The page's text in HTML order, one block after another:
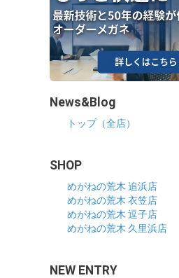
News&Blog
トップ（全店）
SHOP
めがねの荒木 追浜店
めがねの荒木 衣笠店
めがねの荒木 逗子店
めがねの荒木 久里浜店
NEW ENTRY